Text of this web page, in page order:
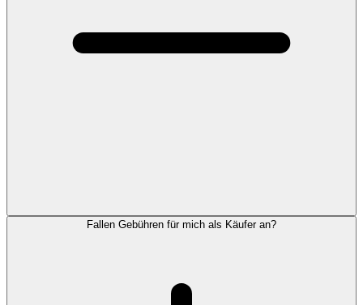
Fallen Gebühren für mich als Käufer an?